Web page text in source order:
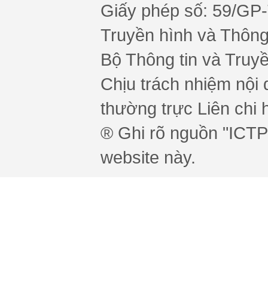
Giấy phép số: 59/
Truyền hình và
Bộ Thông tin và
Chịu trách nhiệm nội
thường trực Liên chi
® Ghi rõ nguồn
website này.